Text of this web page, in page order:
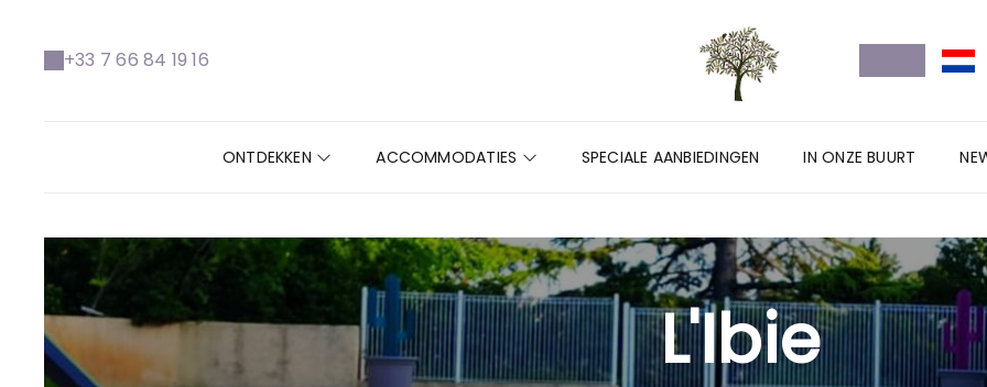
+33 7 66 84 19 16
ONTDEKKEN ACCOMMODATIES SPECIALE AANBIEDINGEN IN ONZE BUURT
L'Ibie